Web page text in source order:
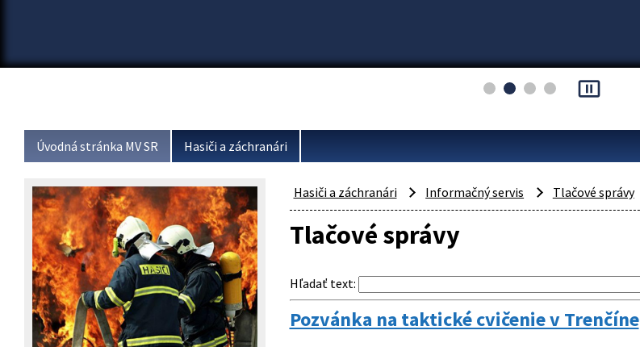
pause_presentation
Úvodná stránka MV SR Hasiči a záchranári
Hasiči a záchranári Informačný servis Tlačové správy
Tlačové správy
Hľadať text:
Pozvánka na taktické cvičenie v Trenčíne